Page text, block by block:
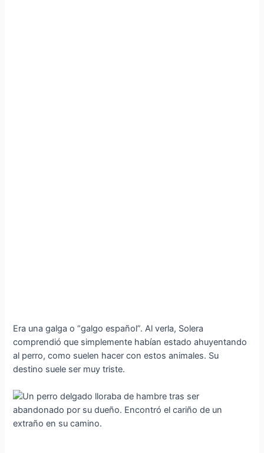
Era una galga o “galgo español”. Al verla, Solera
comprendió que simplemente habían estado ahuyentando
al perro, como suelen hacer con estos animales. Su
destino suele ser muy triste.